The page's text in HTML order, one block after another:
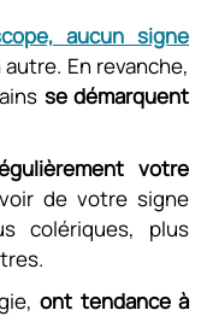
aucun signe
En revanche,
se démarquent
votre
de votre signe
colériques, plus
ont tendance à